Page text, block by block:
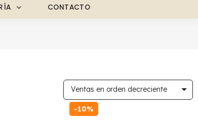
CONTACTO
-10%